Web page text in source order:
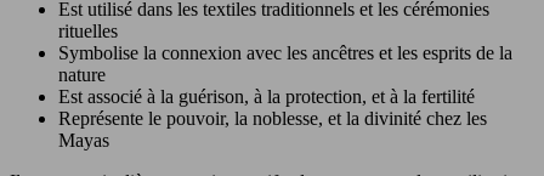
Est utilisé dans les textiles traditionnels et les cérémonies
rituelles
Symbolise la connexion avec les ancêtres et les esprits de la
nature
Est associé à la guérison, à la protection, et à la fertilité
Représente le pouvoir, la noblesse, et la divinité chez les
Mayas